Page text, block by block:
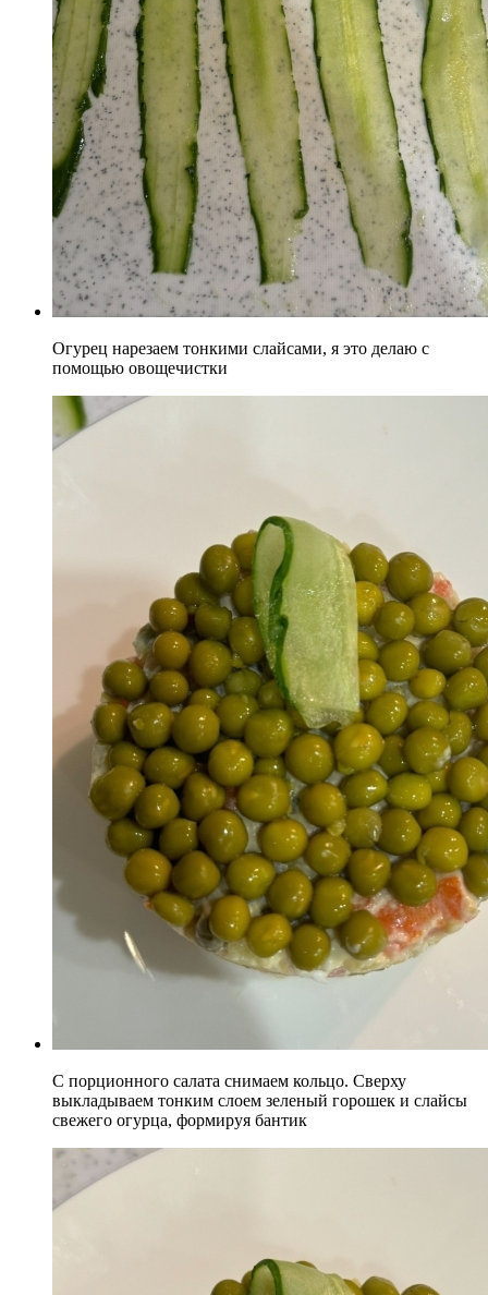
Огурец нарезаем тонкими слайсами, я это делаю с
помощью овощечистки
С порционного салата снимаем кольцо. Сверху
выкладываем тонким слоем зеленый горошек и слайсы
свежего огурца, формируя бантик